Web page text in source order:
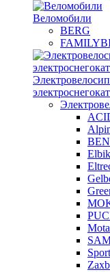
Веломобили
BERG